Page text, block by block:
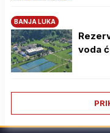
BANJA LUKA
voda